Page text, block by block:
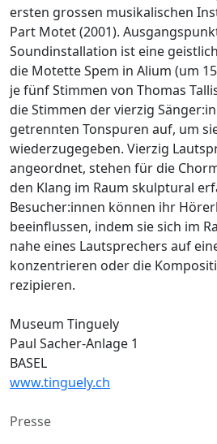
ersten grossen musikalischen
Part Motet (2001).
Soundinstallation ist eine
die Motette Spem in Alium (um
je fünf Stimmen von Thomas
die Stimmen der vierzig
getrennten Tonspuren auf, um
wiederzugegeben. Vierzig
angeordnet, stehen für die
den Klang im Raum skulptural
Besucher:innen können ihr
beeinflussen, indem sie sich im
nahe eines Lautsprechers auf
konzentrieren oder die
rezipieren.
Museum Tinguely
Paul Sacher-Anlage 1
BASEL
www.tinguely.ch
Presse